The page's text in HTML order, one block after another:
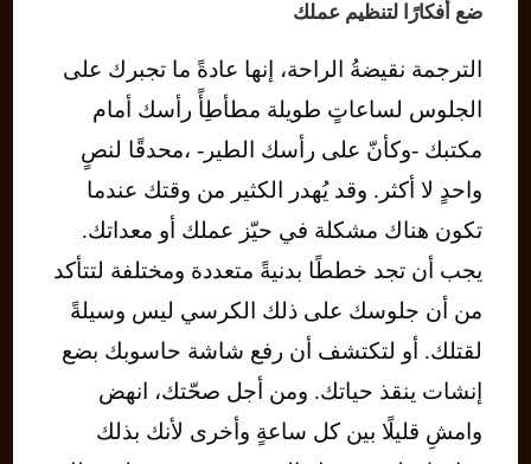
ضع أفكارًا لتنظيم عملك
الترجمة نقيضةُ الراحة، إنها عادةً ما تجبرك على
الجلوس لساعاتٍ طويلة مطأطِأً رأسك أمام
مكتبك -وكأنّ على رأسك الطير- ،محدقًا لنصٍ
واحدٍ لا أكثر. وقد يُهدر الكثير من وقتك عندما
تكون هناك مشكلة في حيّز عملك أو معداتك.
يجب أن تجد خططًا بدنيةً متعددة ومختلفة لتتأكد
من أن جلوسك على ذلك الكرسي ليس وسيلةً
لقتلك. أو لتكتشف أن رفع شاشة حاسوبك بضع
إنشات ينقذ حياتك. ومن أجل صحّتك، انهض
وامشِ قليلًا بين كل ساعةٍ وأخرى لأنك بذلك